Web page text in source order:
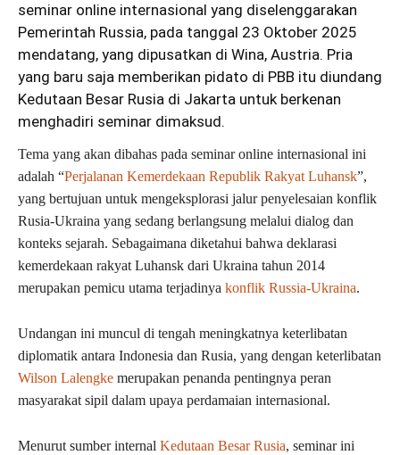
seminar online internasional yang diselenggarakan
Pemerintah Russia, pada tanggal 23 Oktober 2025
mendatang, yang dipusatkan di Wina, Austria. Pria
yang baru saja memberikan pidato di PBB itu diundang
Kedutaan Besar Rusia di Jakarta untuk berkenan
menghadiri seminar dimaksud.
Tema yang akan dibahas pada seminar online internasional ini
adalah “Perjalanan Kemerdekaan Republik Rakyat Luhansk”,
yang bertujuan untuk mengeksplorasi jalur penyelesaian konflik
Rusia-Ukraina yang sedang berlangsung melalui dialog dan
konteks sejarah. Sebagaimana diketahui bahwa deklarasi
kemerdekaan rakyat Luhansk dari Ukraina tahun 2014
merupakan pemicu utama terjadinya konflik Russia-Ukraina.
Undangan ini muncul di tengah meningkatnya keterlibatan
diplomatik antara Indonesia dan Rusia, yang dengan keterlibatan
Wilson Lalengke merupakan penanda pentingnya peran
masyarakat sipil dalam upaya perdamaian internasional.
Menurut sumber internal Kedutaan Besar Rusia, seminar ini